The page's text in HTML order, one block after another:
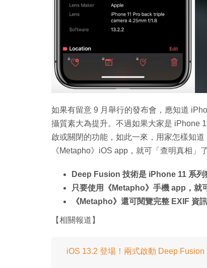
如果有留意 9 月舉行的發布會，應知道
攝質素大為提升。不過如果大家是 iPhone
啟或關閉的功能，如此一來，用家怎樣知
《Metapho》iOS app，就可「查明真相」了
Deep Fusion 技術是 iPhone 11 系列
只要使用《Metapho》手機 app，就
《Metapho》還可閱覽完整 EXIF 資訊
【相關報道】
iOS 13.2 登場！兩式啟動 Deep Fusion